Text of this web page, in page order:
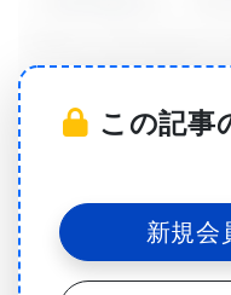
まり、脂肪や脂肪に
ころにできる。脂質
ネルギー貯蔵源であ
欠な構造材料でもあ
れる化合物は糖脂質
膜に含まれる重要な
この記事
新規会